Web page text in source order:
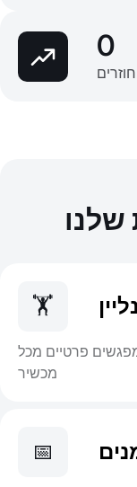
0
שלנו
🏋️
פרטיים מכל
מכשיר
📅